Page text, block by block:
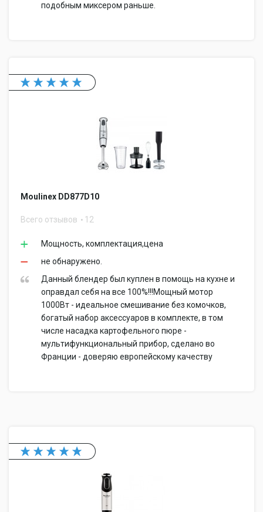
подобным миксером раньше.
Moulinex DD877D10
Всего отзывов 12
Мощность, комплектация,цена
не обнаружено.
Данный блендер был куплен в помощь на кухне и
оправдал себя на все 100%!!!Мощный мотор
1000Вт - идеальное смешивание без комочков,
богатый набор аксессуаров в комплекте, в том
числе насадка картофельного пюре -
мультифункциональный прибор, сделано во
Франции - доверяю европейскому качеству